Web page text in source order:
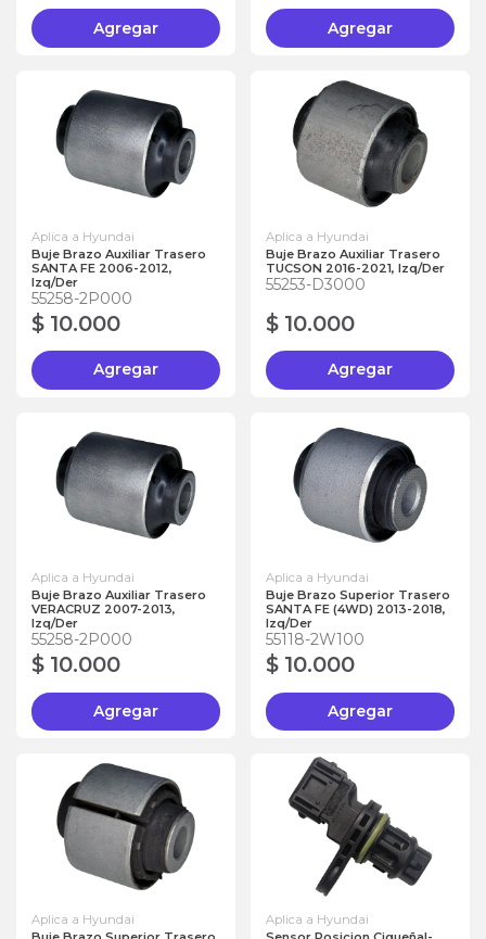
Agregar Agregar
Aplica a Hyundai
Buje Brazo Auxiliar Trasero
SANTA FE 2006-2012,
Izq/Der
55258-2P000
$ 10.000
Agregar
Aplica a Hyundai
Buje Brazo Auxiliar Trasero
TUCSON 2016-2021, Izq/Der
55253-D3000
$ 10.000
Agregar
Aplica a Hyundai
Buje Brazo Auxiliar Trasero
VERACRUZ 2007-2013,
Izq/Der
55258-2P000
$ 10.000
Agregar
Aplica a Hyundai
Buje Brazo Superior Trasero
SANTA FE (4WD) 2013-2018,
Izq/Der
55118-2W100
$ 10.000
Agregar
Aplica a Hyundai
Aplica a Hyundai